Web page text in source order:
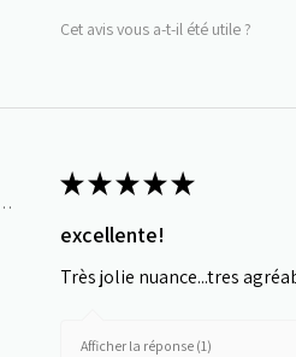
Cet avis vous a-t-il été utile ?
Billancourt, J
★★★★★
excellente!
Très jolie nuance...tres
Afficher la réponse (1)